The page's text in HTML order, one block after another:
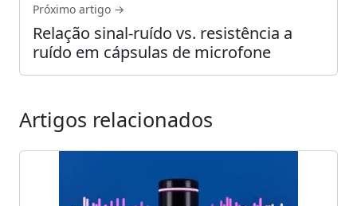
Próximo artigo →
Relação sinal-ruído vs. resistência a
ruído em cápsulas de microfone
Artigos relacionados